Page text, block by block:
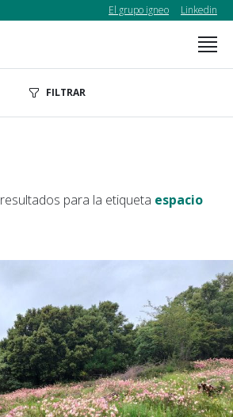
El grupo igneo Linkedin
FILTRAR
resultados para la etiqueta espacio